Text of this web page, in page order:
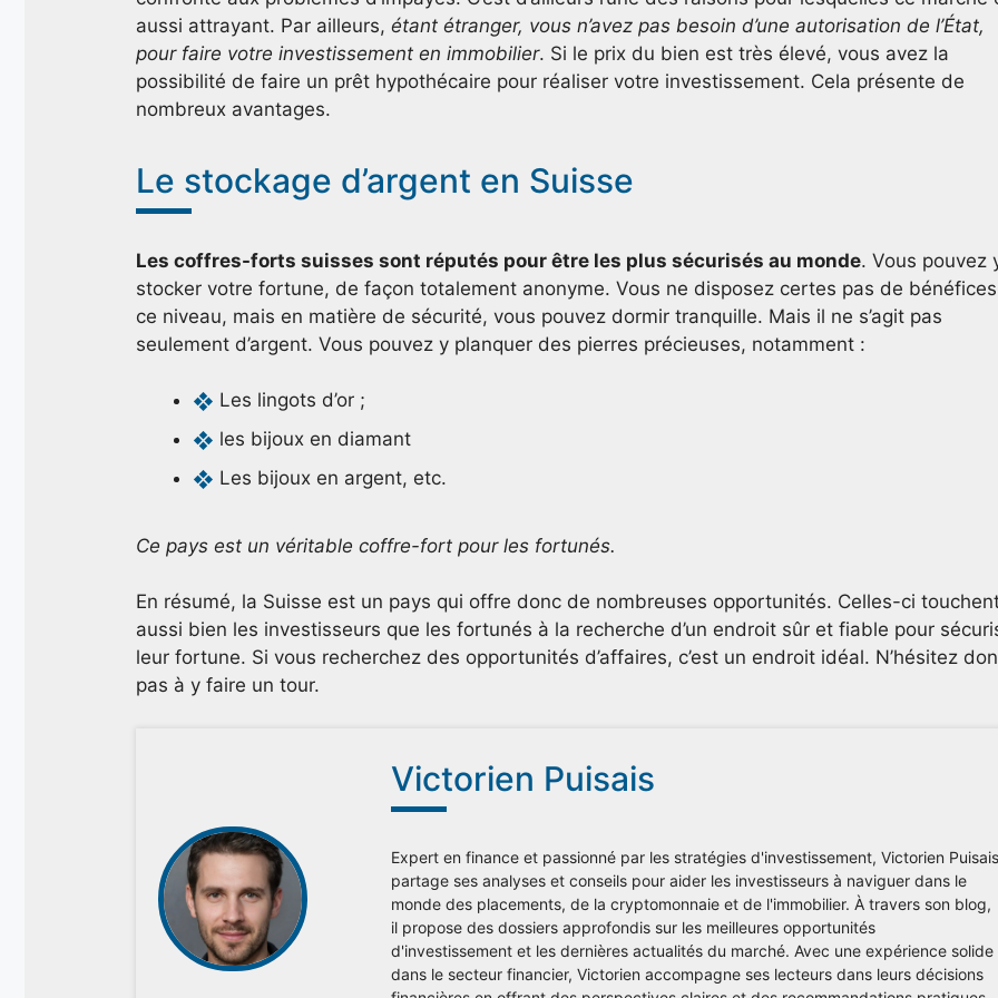
aussi attrayant. Par ailleurs, étant étranger, vous n’avez pas besoin d’une autorisation de l’État,
pour faire votre investissement en immobilier. Si le prix du bien est très élevé, vous avez la
possibilité de faire un prêt hypothécaire pour réaliser votre investissement. Cela présente de
nombreux avantages.
Le stockage d’argent en Suisse
Les coffres-forts suisses sont réputés pour être les plus sécurisés au monde. Vous pouvez
stocker votre fortune, de façon totalement anonyme. Vous ne disposez certes pas de
ce niveau, mais en matière de sécurité, vous pouvez dormir tranquille. Mais il ne s’agit pas
seulement d’argent. Vous pouvez y planquer des pierres précieuses, notamment :
Les lingots d’or ;
les bijoux en diamant
Les bijoux en argent, etc.
Ce pays est un véritable coffre-fort pour les fortunés.
En résumé, la Suisse est un pays qui offre donc de nombreuses opportunités. Celles-ci
aussi bien les investisseurs que les fortunés à la recherche d’un endroit sûr et fiable pour
leur fortune. Si vous recherchez des opportunités d’affaires, c’est un endroit idéal. N’hésitez
pas à y faire un tour.
Victorien Puisais
Expert en finance et passionné par les stratégies d'investissement, Victorien Puisais
partage ses analyses et conseils pour aider les investisseurs à naviguer dans le
monde des placements, de la cryptomonnaie et de l'immobilier. À travers son blog,
il propose des dossiers approfondis sur les meilleures opportunités
d'investissement et les dernières actualités du marché. Avec une expérience solide
dans le secteur financier, Victorien accompagne ses lecteurs dans leurs décisions